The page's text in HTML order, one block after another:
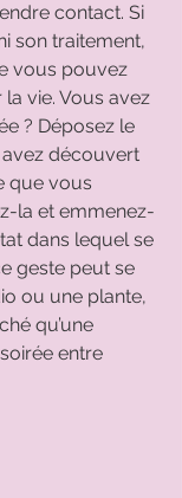
contact. Si
son traitement,
vous pouvez
vie. Vous avez
? Déposez le
avez découvert
que vous
la et emmenez-
dans lequel se
geste peut se
ou une plante,
qu’une
entre